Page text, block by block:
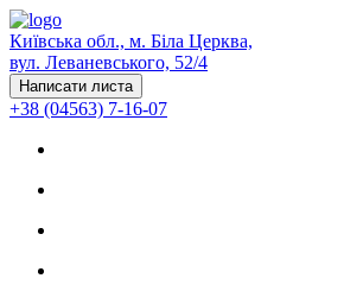
Київська обл., м. Біла Церква,
вул. Леваневського, 52/4
Написати листа
+38 (04563) 7-16-07